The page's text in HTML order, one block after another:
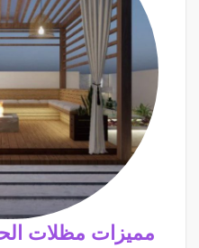
مميزات مظلات